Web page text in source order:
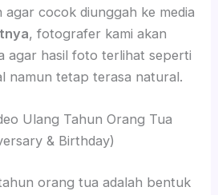
agar cocok diunggah ke media
, fotografer kami akan
agar hasil foto terlihat seperti
namun tetap terasa natural.
Ulang Tahun Orang Tua
& Birthday)
orang tua adalah bentuk